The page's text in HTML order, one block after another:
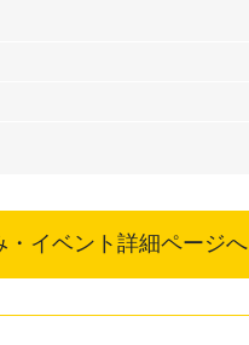
・イベント詳細ページへ